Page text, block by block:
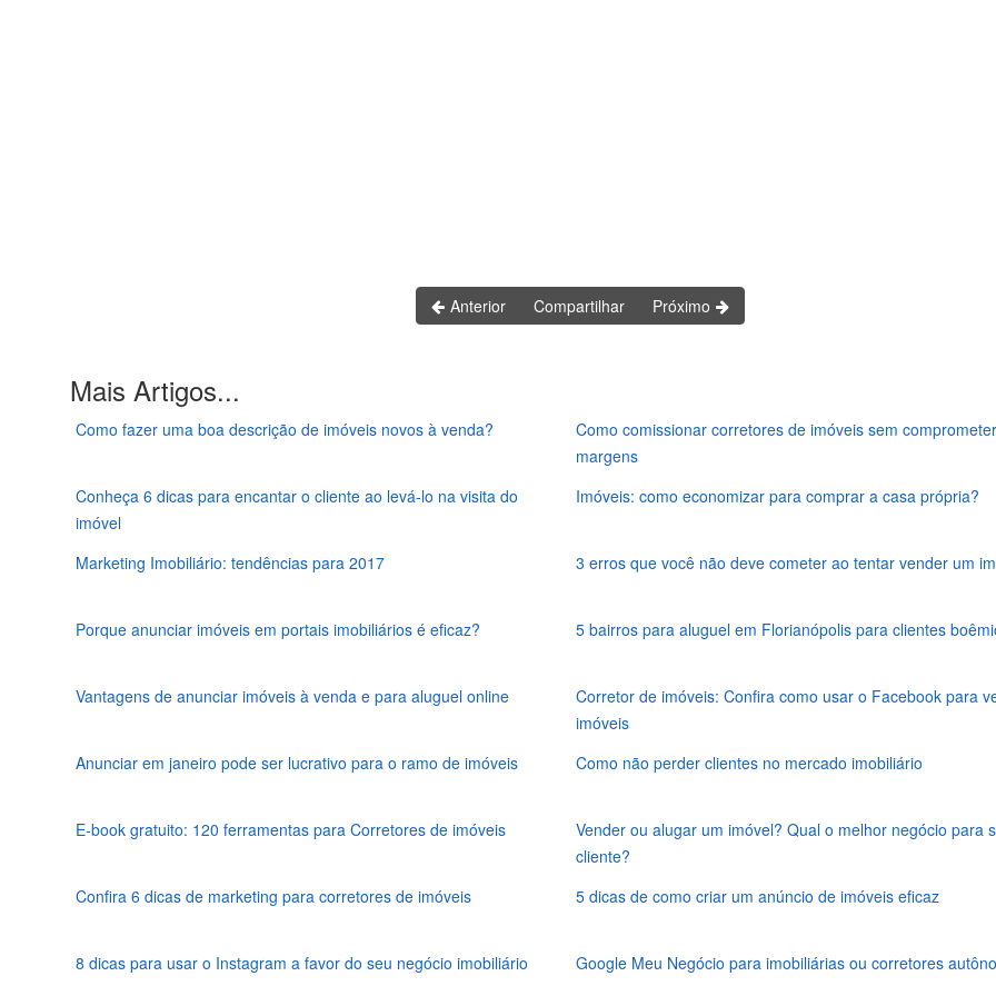
Anterior Compartilhar Próximo
Mais Artigos...
Como fazer uma boa descrição de imóveis novos à venda?
Como comissionar corretores de imóveis sem
margens
Conheça 6 dicas para encantar o cliente ao levá-lo na visita do
imóvel
Imóveis: como economizar para comprar a casa própria?
Marketing Imobiliário: tendências para 2017 3 erros que você não deve cometer ao tentar vender um
Porque anunciar imóveis em portais imobiliários é eficaz? 5 bairros para aluguel em Florianópolis para clientes
Vantagens de anunciar imóveis à venda e para aluguel online
Corretor de imóveis: Confira como usar o Facebook para
imóveis
Anunciar em janeiro pode ser lucrativo para o ramo de imóveis
Como não perder clientes no mercado imobiliário
E-book gratuito: 120 ferramentas para Corretores de imóveis
Vender ou alugar um imóvel? Qual o melhor negócio para
cliente?
Confira 6 dicas de marketing para corretores de imóveis
5 dicas de como criar um anúncio de imóveis eficaz
8 dicas para usar o Instagram a favor do seu negócio imobiliário Google Meu Negócio para imobiliárias ou corretores